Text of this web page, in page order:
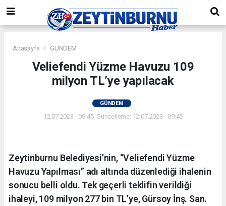
Anasayfa GÜNDEM
Veliefendi Yüzme Havuzu 109
milyon TL’ye yapılacak
GÜNDEM
12.07.2023 - 09:45, Güncelleme: 12.07.2023 - 09:45
Zeytinburnu Belediyesi’nin, “Veliefendi Yüzme
Havuzu Yapılması” adı altında düzenlediği ihalenin
sonucu belli oldu. Tek geçerli teklifin verildiği
ihaleyi, 109 milyon 277 bin TL’ye, Gürsoy İnş. San.